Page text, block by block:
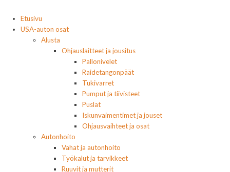
Etusivu
USA-auton osat
Alusta
Ohjauslaitteet ja jousitus
Pallonivelet
Raidetangonpäät
Tukivarret
Pumput ja tiivisteet
Puslat
Iskunvaimentimet ja jouset
Ohjausvaihteet ja osat
Autonhoito
Vahat ja autonhoito
Työkalut ja tarvikkeet
Ruuvit ja mutterit